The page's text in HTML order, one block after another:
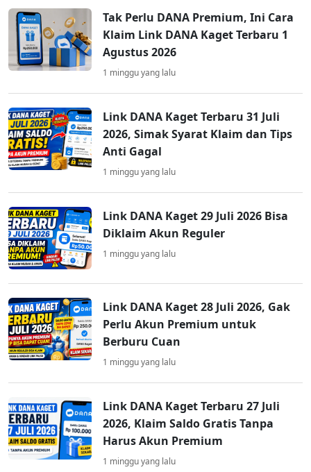
Tak Perlu DANA Premium, Ini Cara
Klaim Link DANA Kaget Terbaru 1
Agustus 2026
1 minggu yang lalu
Link DANA Kaget Terbaru 31 Juli
2026, Simak Syarat Klaim dan Tips
Anti Gagal
1 minggu yang lalu
Link DANA Kaget 29 Juli 2026 Bisa
Diklaim Akun Reguler
1 minggu yang lalu
Link DANA Kaget 28 Juli 2026, Gak
Perlu Akun Premium untuk
Berburu Cuan
1 minggu yang lalu
Link DANA Kaget Terbaru 27 Juli
2026, Klaim Saldo Gratis Tanpa
Harus Akun Premium
1 minggu yang lalu